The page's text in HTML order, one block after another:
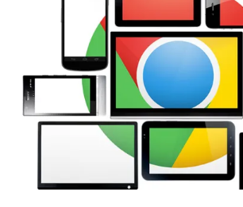
Khán giả
Chất lượng cuộc sống
Giáo dục
Học trực tuyến
Công nghệ
Hitech Công nghệ tương lai
Sản phẩm
Tư vấn
Giao lưu trực tuyến